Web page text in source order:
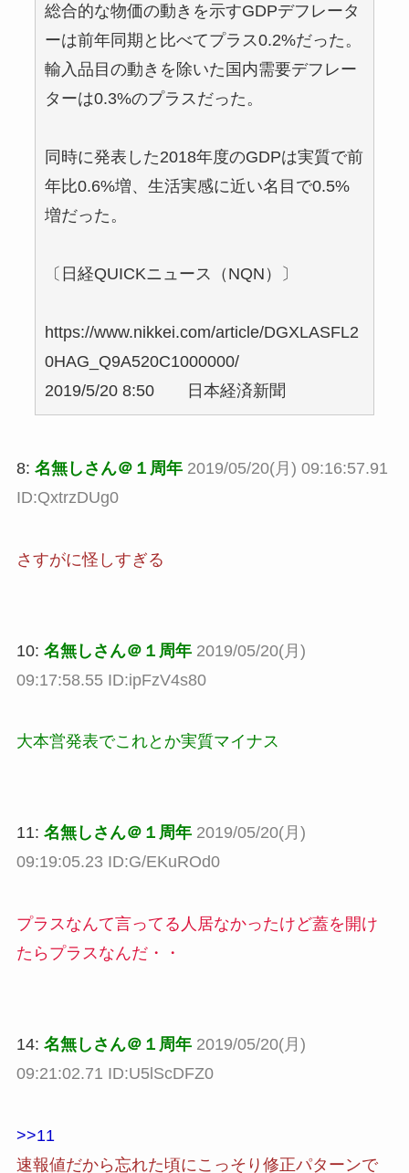
総合的な物価の動きを示すGDPデフレータ
ーは前年同期と比べてプラス0.2%だった。
輸入品目の動きを除いた国内需要デフレー
ターは0.3%のプラスだった。
同時に発表した2018年度のGDPは実質で前
年比0.6%増、生活実感に近い名目で0.5%
増だった。
〔日経QUICKニュース（NQN）〕
https://www.nikkei.com/article/DGXLASFL2
0HAG_Q9A520C1000000/
2019/5/20 8:50 日本経済新聞
8: 名無しさん＠１周年 2019/05/20(月) 09:16:57.91
ID:QxtrzDUg0
さすがに怪しすぎる
10: 名無しさん＠１周年 2019/05/20(月)
09:17:58.55 ID:ipFzV4s80
大本営発表でこれとか実質マイナス
11: 名無しさん＠１周年 2019/05/20(月)
09:19:05.23 ID:G/EKuROd0
プラスなんて言ってる人居なかったけど蓋を開け
たらプラスなんだ・・
14: 名無しさん＠１周年 2019/05/20(月)
09:21:02.71 ID:U5lScDFZ0
>>11
速報値だから忘れた頃にこっそり修正パターンで